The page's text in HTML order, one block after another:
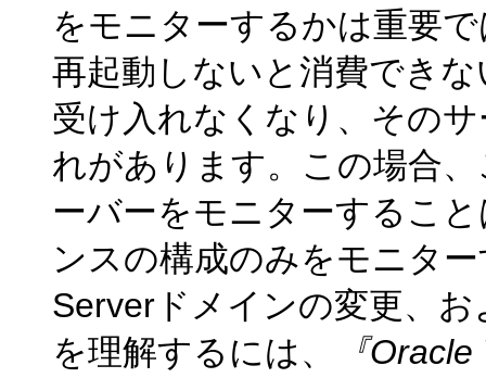
をモニターするかは重要
再起動しないと消費でき
受け入れなくなり、その
れがあります。この場合
ーバーをモニターするこ
ンスの構成のみをモニタ
Serverドメインの変更、
を理解するには、
『